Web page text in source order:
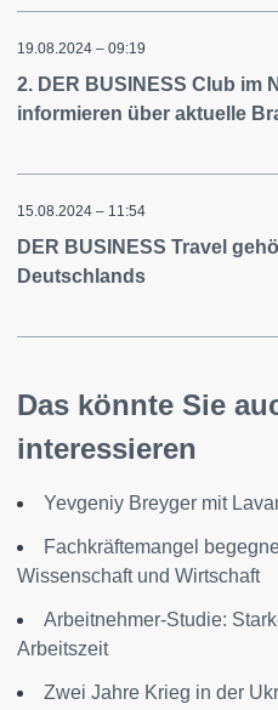
19.08.2024 – 09:19
2. DER BUSINESS Club im
informieren über aktuelle
15.08.2024 – 11:54
DER BUSINESS Travel
Deutschlands
Das könnte Sie
interessieren
Yevgeniy Breyger mit
Fachkräftemangel
Wissenschaft und Wirtschaft
Arbeitnehmer-Studie:
Arbeitszeit
Zwei Jahre Krieg in der